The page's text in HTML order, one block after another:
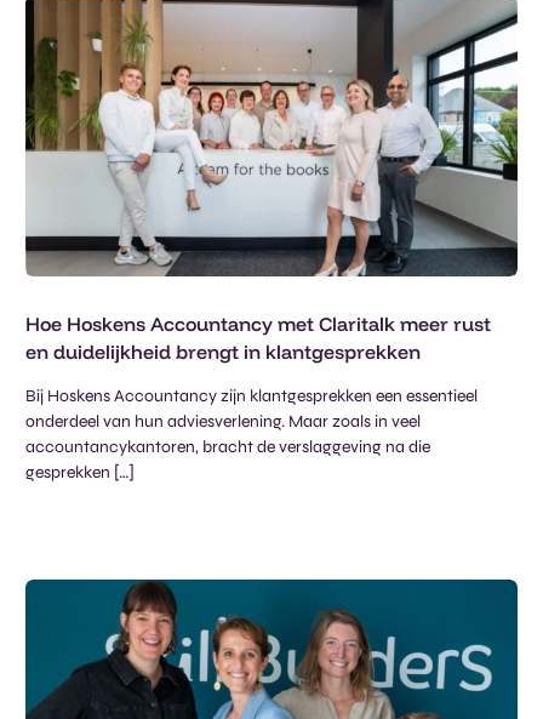
Hoe Hoskens Accountancy met Claritalk meer rust
en duidelijkheid brengt in klantgesprekken
Bij Hoskens Accountancy zijn klantgesprekken een essentieel
onderdeel van hun adviesverlening. Maar zoals in veel
accountancykantoren, bracht de verslaggeving na die
gesprekken […]